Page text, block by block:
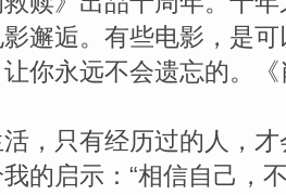
邂逅。有些电影，是
你永远不会遗忘的。
，只有经历过的人，
的启示：“相信自己，